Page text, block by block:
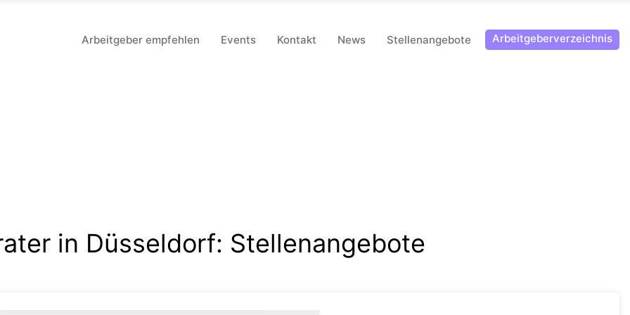
Arbeitgeber empfehlen Events Kontakt News Stellenangebote Arbeitgeberverzeichnis
in Düsseldorf: Stellenangebote